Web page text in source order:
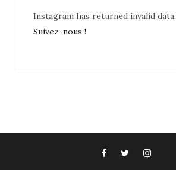
Instagram has returned invalid data.
Suivez-nous !